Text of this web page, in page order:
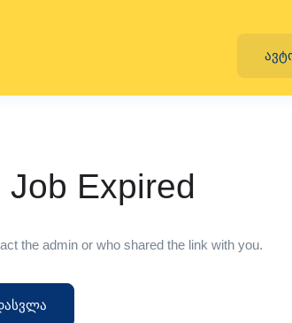
Expired
the admin or who shared the link with you.